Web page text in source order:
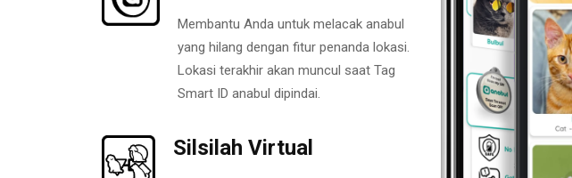
Membantu Anda untuk melacak anabul
yang hilang dengan fitur penanda lokasi.
Lokasi terakhir akan muncul saat Tag
Smart ID anabul dipindai.
Silsilah Virtual